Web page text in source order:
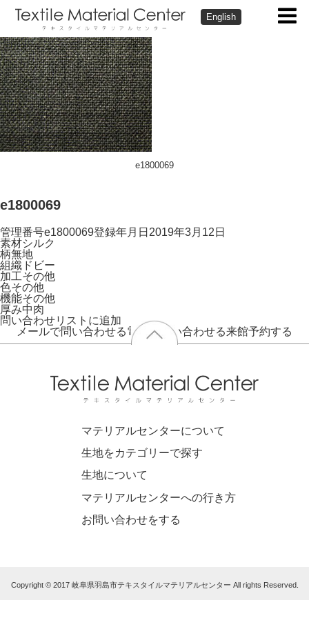
English
e1800069
e1800069
管理番号e1800069登録年月日 2019年3月12日
素材シルク
柄無地
組織 ドビー
加工その他
色その他
機能その他
厚み中肉
問い合わせリストに追加
メールで問い合わせる電話で問い合わせる来館予約する
マテリアルセンターについて
生地をカテゴリーで探す
生地について
マテリアルセンターへの行き方
お問い合わせをする
Copyright © 2017 岐阜県羽島市テキスタイルマテリアルセンター All rights Reserved.